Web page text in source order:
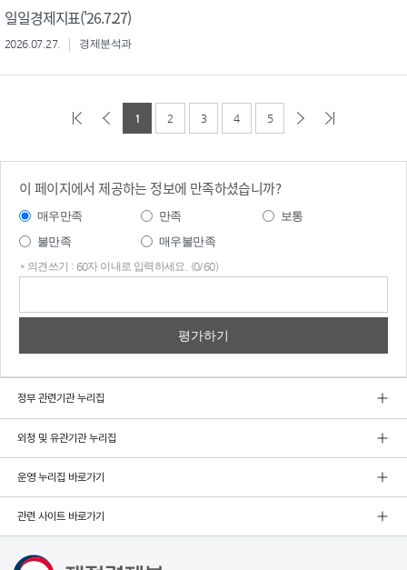
일일경제지표('26.7.27)
2026.07.27. 경제분석과
1 2 3 4 5
이 페이지에서 제공하는 정보에 만족하셨습니까?
매우만족 만족
보통
불만족
매우불만족
* 의견쓰기 : 60자 이내로 입력하세요. (0/60)
정부 관련기관 누리집
외청 및 유관기관 누리집
운영 누리집 바로가기
관련 사이트 바로가기